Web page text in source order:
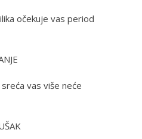
očekuje vas period
vas više neće